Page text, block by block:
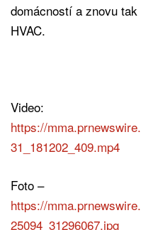
domácností a znovu
HVAC.
Video:
https://
31_181202_409.mp4
Foto –
https://
25094_31296067.jpg